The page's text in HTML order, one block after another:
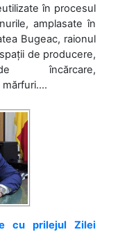
în procesul
amplasate în
Bugeac, raionul
de producere,
încărcare,
cu prilejul Zilei